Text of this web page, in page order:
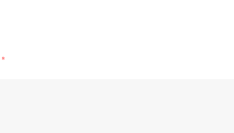
*